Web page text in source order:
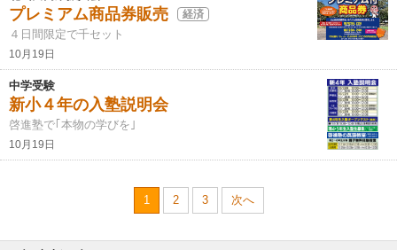
プレミアム商品券販売 経済
４日間限定で千セット
10月19日
中学受験
新小４年の入塾説明会
啓進塾で｢本物の学びを｣
10月19日
1 2 3 次へ